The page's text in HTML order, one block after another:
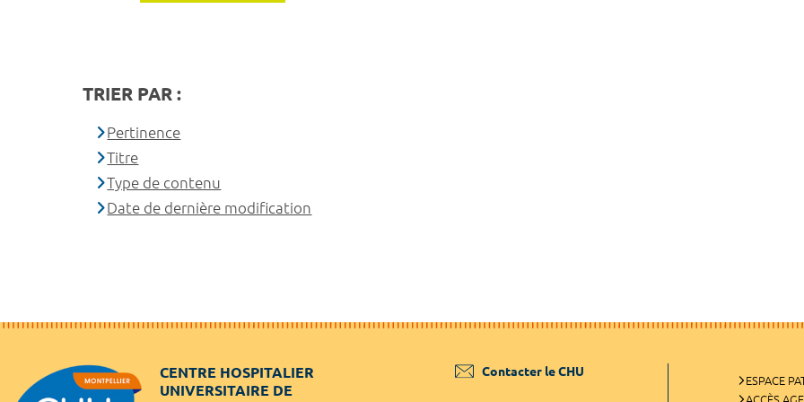
TRIER PAR :
Pertinence
Titre
Type de contenu
Date de dernière modification
CENTRE HOSPITALIER
UNIVERSITAIRE DE
Contacter le CHU
ESPACE
ACCÈS